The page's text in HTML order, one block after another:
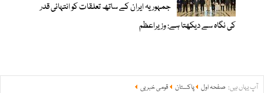
جمہوریہ ایران کے ساتھ تعلقات کو انتہائی قدر
کی نگاہ سے دیکھتا ہے: وزیراعظم
آپ یہاں ہیں: صفحہ اول پاکستان
قومی خبریں